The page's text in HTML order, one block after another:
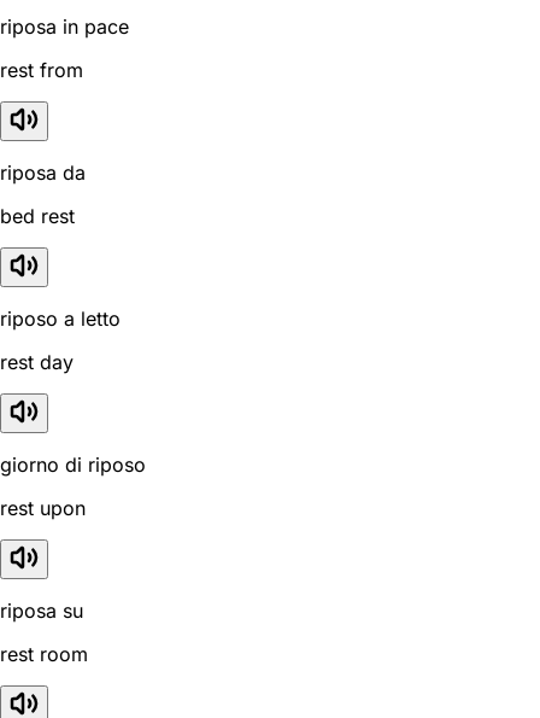
riposa in pace
rest from
riposa da
bed rest
riposo a letto
rest day
giorno di riposo
rest upon
riposa su
rest room